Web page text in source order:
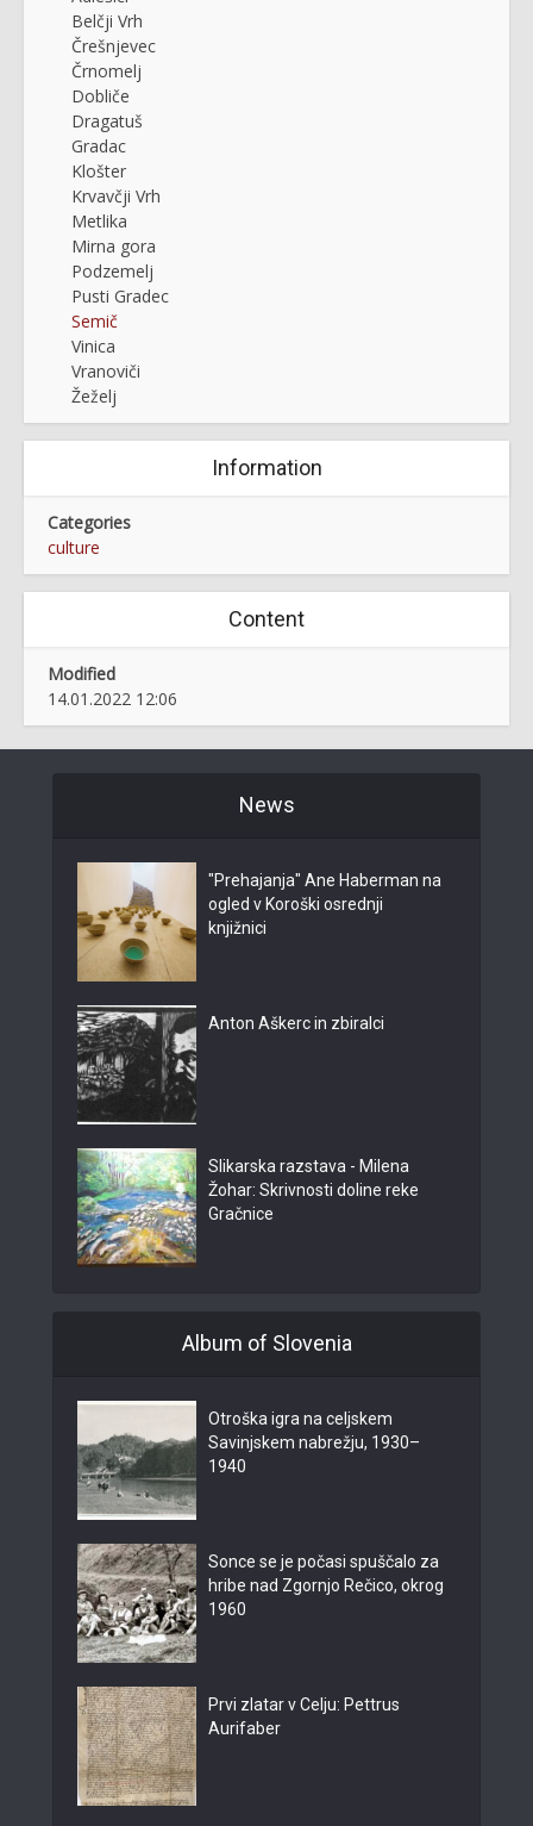
Belčji Vrh
Črešnjevec
Črnomelj
Dobliče
Dragatuš
Gradac
Klošter
Krvavčji Vrh
Metlika
Mirna gora
Podzemelj
Pusti Gradec
Semič
Vinica
Vranoviči
Žeželj
Information
Categories
culture
Content
Modified
14.01.2022 12:06
News
"Prehajanja" Ane Haberman na
ogled v Koroški osrednji
knjižnici
Anton Aškerc in zbiralci
Slikarska razstava - Milena
Žohar: Skrivnosti doline reke
Gračnice
Album of Slovenia
Otroška igra na celjskem
Savinjskem nabrežju, 1930–
1940
Sonce se je počasi spuščalo za
hribe nad Zgornjo Rečico, okrog
1960
Prvi zlatar v Celju: Pettrus
Aurifaber